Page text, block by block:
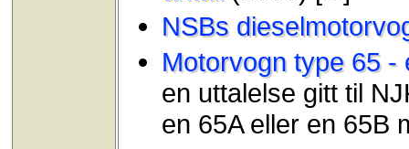
NSBs
Motorvogn type 65 -
en uttalelse gitt til
en 65A eller en 65B